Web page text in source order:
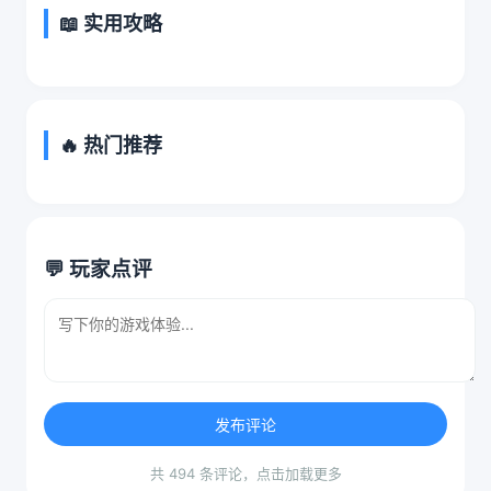
📖 实用攻略
🔥 热门推荐
💬 玩家点评
发布评论
共 494 条评论，点击加载更多